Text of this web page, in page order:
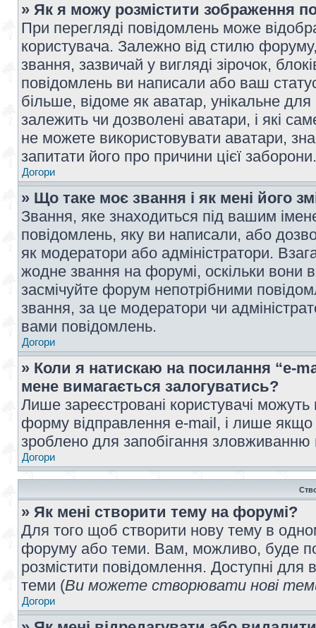
» Як я можу розмістити зображення
При перегляді повідомлень може
користувача. Залежно від стилю
звання, зазвичай у вигляді зірочок,
повідомлень ви написали або ваш
більше, відоме як аватар, унікальне
залежить чи дозволені аватари, і які
не можете використовувати аватари,
запитати його про причини цієї заборони.
Догори
» Що таке моє звання і як мені його
Звання, яке знаходиться під вашим
повідомлень, яку ви написали, або
як модератори або адміністратори.
жодне звання на форумі, оскільки вони
засмічуйте форум непотрібними
звання, за це модератори чи
вами повідомлень.
Догори
» Коли я натискаю на посилання “e-
мене вимагається залогуватись?
Лише зареєстровані користувачі
форму відправлення e-mail, і лише
зроблено для запобігання
Догори
» Як мені створити тему на форумі?
Для того щоб створити нову тему в
форуму або теми. Вам, можливо, буде
розмістити повідомлення. Доступні для
теми (Ви можете створювати нові
Догори